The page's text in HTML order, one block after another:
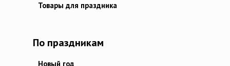
Товары для праздника
По праздникам
Новый год